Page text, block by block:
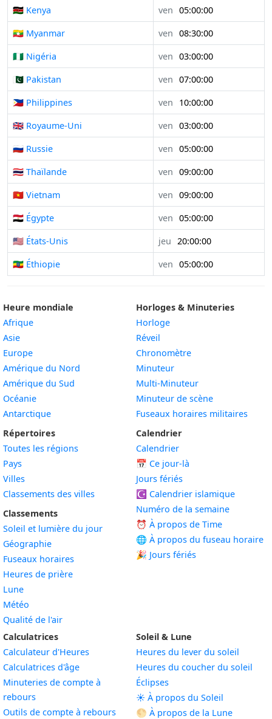
🇰🇪 Kenya
ven 05:00:00
🇲🇲 Myanmar
ven 08:30:00
🇳🇬 Nigéria
ven 03:00:00
🇵🇰 Pakistan
ven 07:00:00
🇵🇭 Philippines
ven
10:00:00
🇬🇧 Royaume-Uni
ven 03:00:00
🇷🇺 Russie
ven 05:00:00
🇹🇭 Thaïlande
ven 09:00:00
🇻🇳 Vietnam
ven 09:00:00
🇪🇬 Égypte
ven 05:00:00
🇺🇸 États-Unis
jeu 20:00:00
🇪🇹 Éthiopie
ven 05:00:00
Heure mondiale
Afrique
Asie
Europe
Amérique du Nord
Amérique du Sud
Océanie
Antarctique
Répertoires
Toutes les régions
Pays
Villes
Classements des villes
Classements
Soleil et lumière du jour
Géographie
Fuseaux horaires
Heures de prière
Lune
Météo
Qualité de l'air
Horloges & Minuteries
Horloge
Réveil
Chronomètre
Minuteur
Multi-Minuteur
Minuteur de scène
Fuseaux horaires militaires
Calendrier
Calendrier
📅 Ce jour-là
Jours fériés
☪️ Calendrier islamique
Numéro de la semaine
⏰ À propos de Time
🌐 À propos du fuseau horaire
🎉 Jours fériés
Calculatrices
Calculateur d'Heures
Calculatrices d'âge
Minuteries de compte à
rebours
Outils de compte à rebours
Soleil & Lune
Heures du lever du soleil
Heures du coucher du soleil
Éclipses
☀️ À propos du Soleil
🌕 À propos de la Lune